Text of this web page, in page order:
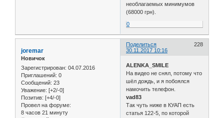
необлагаемых минимумов
(68000 грн).
0
Поделиться
228
30.11.2017 10:16
joremar
Новичок
Зарегистрирован: 04.07.2016
Приглашений: 0
Сообщений: 23
Уважение: [+2/-0]
Позитив: [+4/-0]
Провел на форуме:
8 часов 21 минуту
ALENKA_SMILE
На видео не снял, потому что
шёл дождь, и я побоялся
намочить телефон.
vad83
Так чуть ниже в КУАП есть
статья 122-5, по которой